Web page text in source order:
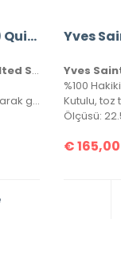
Yves Saint Laurent (YSL) Quilted Shoulder Bag
Yves Saint Laurent (YSL) Quilted Shoulder Bag
Kutulu, toz torbalı ve sertifikalı olarak gönderilecektir.
%100
Ölçüsü:
€165,00